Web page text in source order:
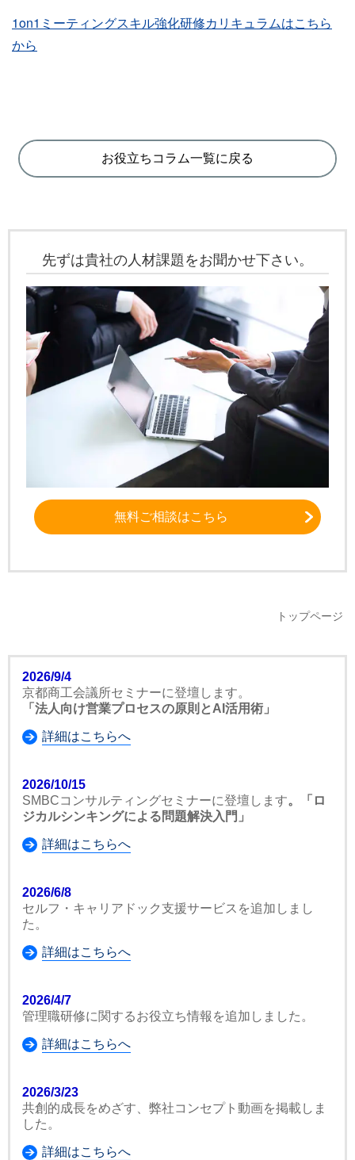
1on1ミーティングスキル強化研修カリキュラムはこちら
から
お役立ちコラム一覧に戻る
先ずは貴社の人材課題をお聞かせ下さい。
無料ご相談はこちら
トップページ
2026/9/4
京都商工会議所セミナーに登壇します。
「法人向け営業プロセスの原則とAI活用術」
詳細はこちらへ
2026/10/15
SMBCコンサルティングセミナーに登壇します。「ロ
ジカルシンキングによる問題解決入門」
詳細はこちらへ
2026/6/8
セルフ・キャリアドック支援サービスを追加しまし
た。
詳細はこちらへ
2026/4/7
管理職研修に関するお役立ち情報を追加しました。
詳細はこちらへ
2026/3/23
共創的成長をめざす、弊社コンセプト動画を掲載しま
した。
詳細はこちらへ